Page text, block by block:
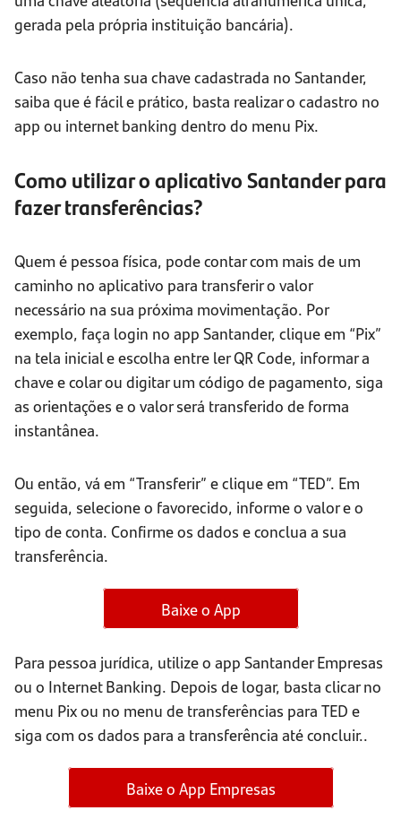
gerada pela própria instituição bancária).
Caso não tenha sua chave cadastrada no Santander,
saiba que é fácil e prático, basta realizar o cadastro no
app ou internet banking dentro do menu Pix.
Como utilizar o aplicativo Santander para
fazer transferências?
Quem é pessoa física, pode contar com mais de um
caminho no aplicativo para transferir o valor
necessário na sua próxima movimentação. Por
exemplo, faça login no app Santander, clique em “Pix”
na tela inicial e escolha entre ler QR Code, informar a
chave e colar ou digitar um código de pagamento, siga
as orientações e o valor será transferido de forma
instantânea.
Ou então, vá em “Transferir” e clique em “TED”. Em
seguida, selecione o favorecido, informe o valor e o
tipo de conta. Confirme os dados e conclua a sua
transferência.
Baixe o App
Para pessoa jurídica, utilize o app Santander Empresas
ou o Internet Banking. Depois de logar, basta clicar no
menu Pix ou no menu de transferências para TED e
siga com os dados para a transferência até concluir..
Baixe o App Empresas